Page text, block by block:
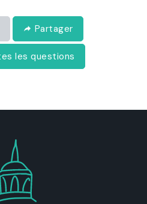
Partager
les questions